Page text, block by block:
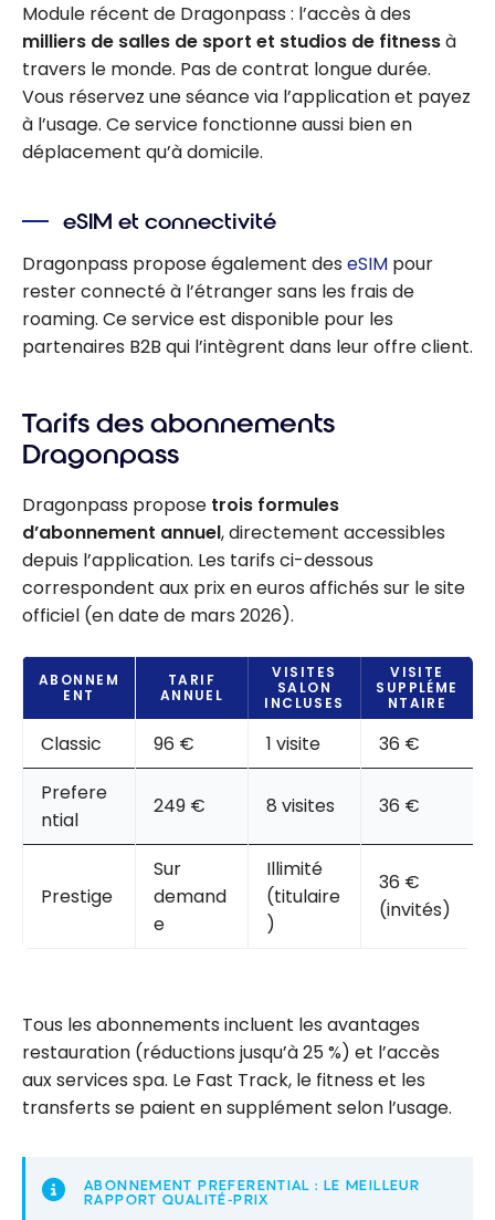
Module récent de Dragonpass : l’accès à des
milliers de salles de sport et studios de fitnessà
travers le monde. Pas de contrat longue durée.
Vous réservez une séance via l’application et payez
à l’usage. Ce service fonctionne aussi bien en
déplacement qu’à domicile.
eSIM et connectivité
Dragonpass propose également des eSIM pour
rester connecté à l’étranger sans les frais de
roaming. Ce service est disponible pour les
partenaires B2B qui l’intègrent dans leur offre client.
Tarifs des abonnements
Dragonpass
Dragonpass propose trois formules
d’abonnement annuel, directement accessibles
depuis l’application. Les tarifs ci-dessous
correspondent aux prix en euros affichés sur le site
officiel (en date de mars 2026).
ABONNEM
ENT
TARIF
ANNUEL
VISITES
SALON
INCLUSES
VISITE
SUPPLÉME
NTAIRE
Classic 96 € 1 visite
36 €
Prefere
ntial
249 € 8 visites 36 €
Prestige
Sur
demand
e
Illimité
(titulaire
)
36 €
(invités)
Tous les abonnements incluent les avantages
restauration (réductions jusqu’à 25 %) et l’accès
aux services spa. Le Fast Track, le fitness et les
transferts se paient en supplément selon l’usage.
ABONNEMENT PREFERENTIAL : LE MEILLEUR
RAPPORT QUALITÉ-PRIX